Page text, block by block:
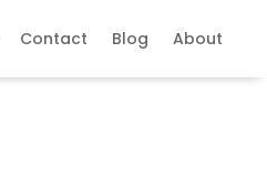
Contact Blog About